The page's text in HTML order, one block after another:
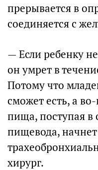
прерывается в
соединяется с
— Если ребенку
он умрет в
Потому что
сможет есть, а
пища, поступая в
пищевода,
хирург.